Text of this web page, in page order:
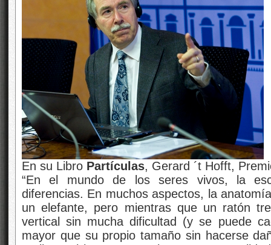
En su Libro Partículas, Gerard ´t Hofft,
“En el mundo de los seres vivos, la
diferencias. En muchos aspectos, la
un elefante, pero mientras que un ratón
vertical sin mucha dificultad (y se puede
mayor que su propio tamaño sin hacerse